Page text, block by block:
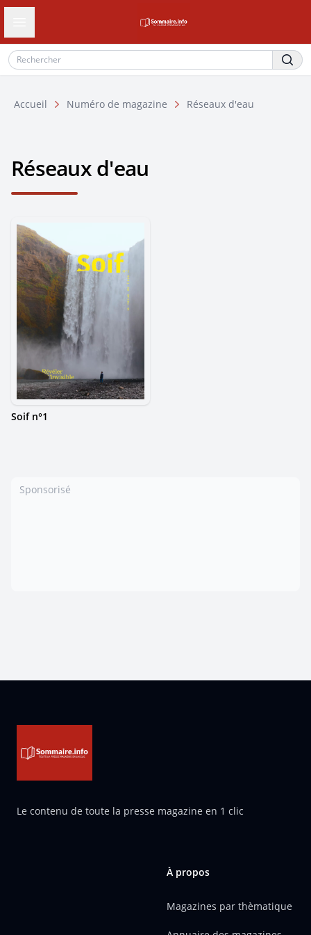
Ouvrir le tiroir de navigation
Accueil Numéro de magazine Réseaux d'eau
Réseaux d'eau
Soif n°1
Sponsorisé
Le contenu de toute la presse magazine en 1 clic
À propos
Magazines par thèmatique